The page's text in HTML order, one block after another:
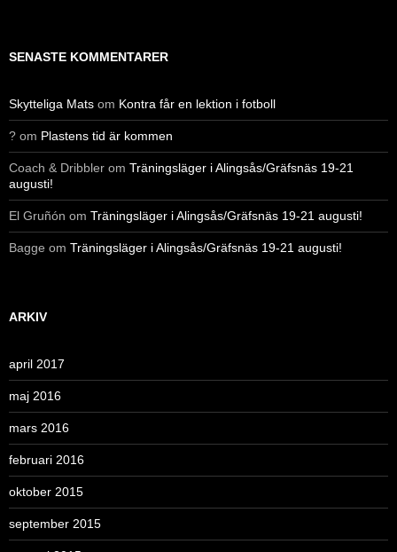
SENASTE KOMMENTARER
Skytteliga Mats om Kontra får en lektion i fotboll
? om Plastens tid är kommen
Coach & Dribbler om Träningsläger i Alingsås/Gräfsnäs 19-21
augusti!
El Gruñón om Träningsläger i Alingsås/Gräfsnäs 19-21 augusti!
Bagge om Träningsläger i Alingsås/Gräfsnäs 19-21 augusti!
ARKIV
april 2017
maj 2016
mars 2016
februari 2016
oktober 2015
september 2015